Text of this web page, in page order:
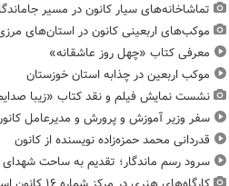
تماشاخانه‌های سیار کانون در مسیر
موکب‌های اربعینی کانون در استان‌های
معرفی کتاب «چهل روز عاشقانه»
موکب اربعین در چذابه استان خوزستان
نشست نمایش فیلم و نقد کتاب «زیبا
سفر وزیر آموزش و پرورش و مدیرعامل
قدردانی محمد حمزه‌زاده نویسنده از کانون
سرود رسم ماندگار؛ تقدیم به ساحت